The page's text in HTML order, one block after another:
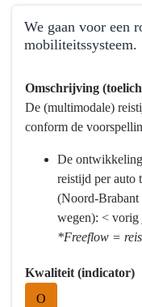
navigatie
Programma
Mobiliteitsontwikkeling
wilden
bereiken?
We gaan voor een
mobiliteitssysteem.
naar
navigatie
Programma
Mobiliteitsontwikkeling
bereikt
wat
Omschrijving
De (multimodale)
conform de
De
reistijd per auto
(Noord-Brabant
wegen): < vorig
*Freeflow =
Kwaliteit (indicator)
O